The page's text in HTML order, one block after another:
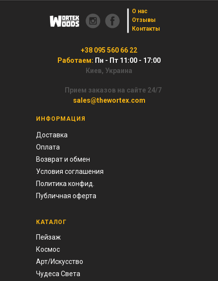
ИНФОРМАЦИЯ
Доставка
Оплата
Возврат и обмен
Условия соглашения
Политика конфид.
Публичная оферта
КАТАЛОГ
Пейзаж
Космос
Арт/Искусство
Чудеса Света
+38 095 560 66 22
Работаем: Пн - Пт 11:00 - 17:00
Киев, Украина
Прием заказов на сайте 24/7
sales@thewortex.com
О нас
Отзывы
Контакты